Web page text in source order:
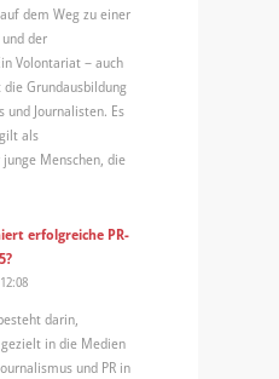
dem Weg zu einer
der
Volontariat – auch
die Grundausbildung
und Journalisten. Es
als
Menschen, die
erfolgreiche PR-
darin,
gezielt in die Medien
und PR in